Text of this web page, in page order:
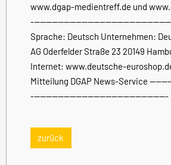
www.dgap-medientreff.de und
Sprache: Deutsch Unternehmen:
AG Oderfelder Straße 23 20149
Internet: www.deutsche-
Mitteilung DGAP News-Service
----------------------------------------------
zurück